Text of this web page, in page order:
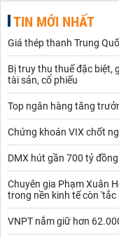
TIN MỚI NHẤT
Giá thép thanh Trung
Bị truy thu thuế đặc biệt,
tài sản, cổ phiếu
Top ngân hàng tăng
Chứng khoán VIX chốt
DMX hút gần 700 tỷ
Chuyên gia Phạm Xuân
trong nền kinh tế còn 'tắc
VNPT nắm giữ hơn